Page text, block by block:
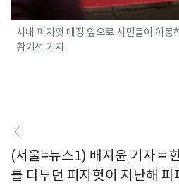
시내 피자헛 매장 앞으로 시민들이 이
황기선 기자
(서울=뉴스1) 배지윤 기자 =
를 다투던 피자헛이 지난해